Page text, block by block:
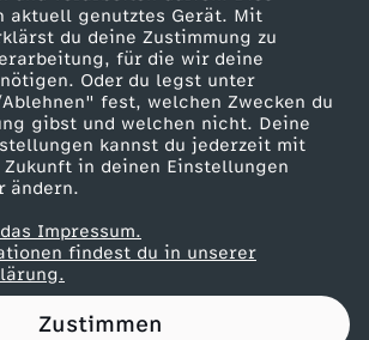
aktuell genutztes Gerät. Mit
du deine Zustimmung zu
für die wir deine
Oder du legst unter
fest, welchen Zwecken du
gibst und welchen nicht. Deine
kannst du jederzeit mit
in deinen Einstellungen
ändern.
Impressum.
findest du in unserer
Zustimmen